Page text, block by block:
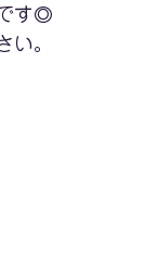
す◎
い。